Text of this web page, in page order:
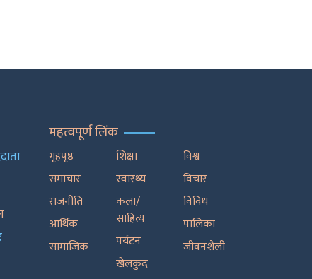
महत्वपूर्ण लिंक
गृहपृष्ठ
समाचार
राजनीति
आर्थिक
सामाजिक
शिक्षा
स्वास्थ्य
कला/
साहित्य
पर्यटन
खेलकुद
विश्व
विचार
विविध
पालिका
जीवनशैली